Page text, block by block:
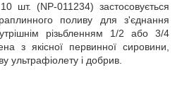
шт. (NP-011234) застосовується
поливу для з'єднання
різьбленням 1/2 або 3/4
з якісної первинної сировини,
ультрафіолету і добрив.